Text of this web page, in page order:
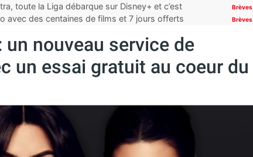
toute la Liga débarque sur Disney+ et c’est
Brèves
avec des centaines de films et 7 jours offerts Brèves
un nouveau service de
un essai gratuit au coeur du